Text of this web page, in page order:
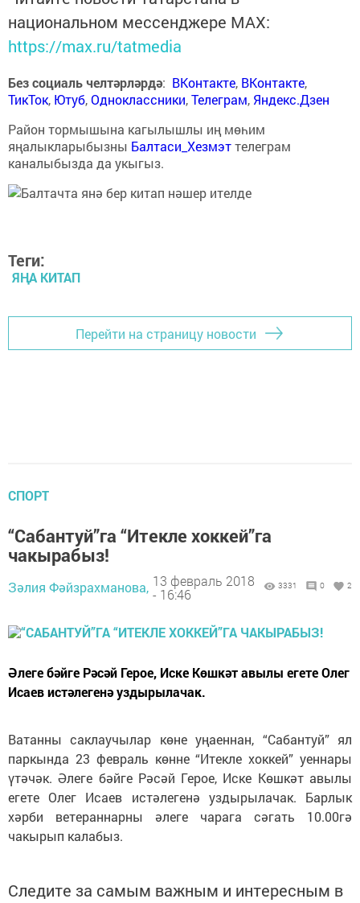
национальном мессенджере MАХ:
https://max.ru/tatmedia
Без социаль челтәрләрдә: ВКонтакте, ВКонтакте,
ТикТок, Ютуб,Одноклассники,Телеграм, Яндекс.Дзен
Район тормышына кагылышлы иң мөһим
яңалыкларыбызны Балтаси_Хезмэттелеграм
каналыбызда да укыгыз.
Теги:
ЯҢА КИТАП
Перейти на страницу новости
СПОРТ
“Сабантуй”га “Итекле хоккей”га
чакырабыз!
Зәлия Фәйзрахманова, 13 февраль 2018
- 16:46
3331 0 2
Әлеге бәйге Рәсәй Герое, Иске Көшкәт авылы егете Олег
Исаев истәлегенә уздырылачак.
Ватанны саклаучылар көне уңаеннан, “Сабантуй” ял
паркында 23 февраль көнне “Итекле хоккей” уеннары
үтәчәк. Әлеге бәйге Рәсәй Герое, Иске Көшкәт авылы
егете Олег Исаев истәлегенә уздырылачак. Барлык
хәрби ветераннарны әлеге чарага сәгать 10.00гә
чакырып калабыз.
Следите за самым важным и интересным в